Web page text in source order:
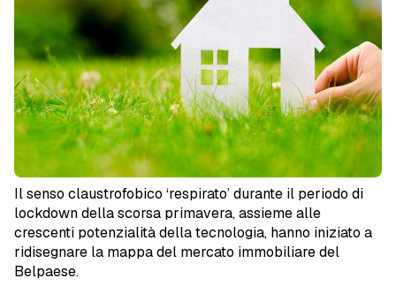
Il senso claustrofobico ‘respirato’ durante il periodo di
lockdown della scorsa primavera, assieme alle
crescenti potenzialità della tecnologia, hanno iniziato a
ridisegnare la mappa del mercato immobiliare del
Belpaese.